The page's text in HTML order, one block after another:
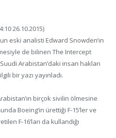
26.10.2015)
eski analisti Edward Snowden’ın
de bilinen The Intercept
Arabistan’daki insan hakları
bir yazı yayınladı.
birçok sivilin ölmesine
Boeing’in ürettiği F-15’ler ve
F-16’ları da kullandığı